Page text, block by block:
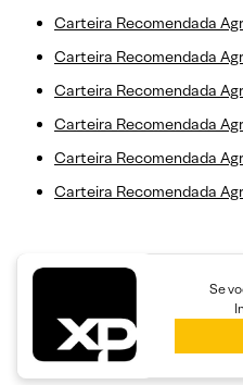
Carteira Recomendada
Carteira Recomendada
Carteira Recomendada
Carteira Recomendada
Carteira Recomendada
Carteira Recomendada
Se